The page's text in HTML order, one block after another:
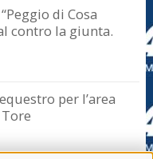
di Cosa
contro la giunta.
per l’area